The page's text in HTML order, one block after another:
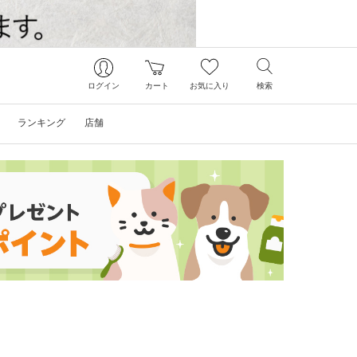
ログイン カート お気に入り 検索
ランキング 店舗